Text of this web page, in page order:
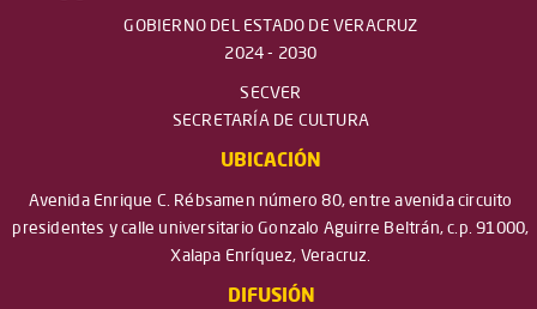
GOBIERNO DEL ESTADO DE VERACRUZ
2024 - 2030
SECVER
SECRETARÍA DE CULTURA
UBICACIÓN
Avenida Enrique C. Rébsamen número 80, entre avenida circuito
presidentes y calle universitario Gonzalo Aguirre Beltrán, c.p. 91000,
Xalapa Enríquez, Veracruz.
DIFUSIÓN